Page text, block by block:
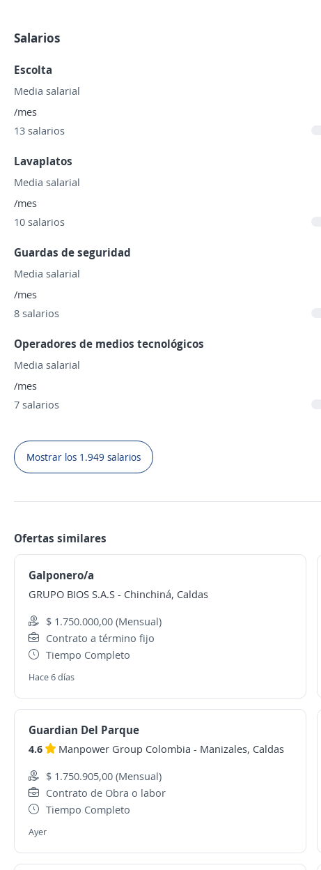
Salarios
Escolta
Media salarial
/mes
13 salarios
Lavaplatos
Media salarial
/mes
10 salarios
Guardas de seguridad
Media salarial
/mes
8 salarios
Operadores de medios tecnológicos
Media salarial
/mes
7 salarios
Mostrar los 1.949 salarios
Ofertas similares
Galponero/a
GRUPO BIOS S.A.S - Chinchiná, Caldas
$ 1.750.000,00 (Mensual)
Contrato a término fijo
Tiempo Completo
Hace 6 días
Guardian Del Parque
4.6 Manpower Group Colombia - Manizales, Caldas
$ 1.750.905,00 (Mensual)
Contrato de Obra o labor
Tiempo Completo
Ayer